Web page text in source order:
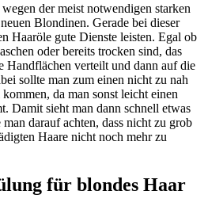
der meist notwendigen starken
Blondinen. Gerade bei dieser
Haaröle gute Dienste leisten. Egal ob
oder bereits trocken sind, das
Handflächen verteilt und dann auf die
sollte man zum einen nicht zu nah
da man sonst leicht einen
Damit sieht man dann schnell etwas
darauf achten, dass nicht zu grob
Haare nicht noch mehr zu
für blondes Haar